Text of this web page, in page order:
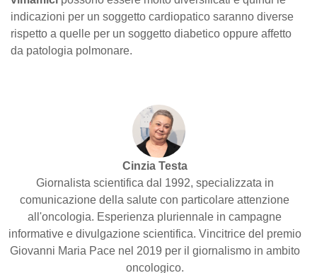
indicazioni per un soggetto cardiopatico saranno diverse
rispetto a quelle per un soggetto diabetico oppure affetto
da patologia polmonare.
Cinzia Testa
Giornalista scientifica dal 1992, specializzata in
comunicazione della salute con particolare attenzione
all'oncologia. Esperienza pluriennale in campagne
informative e divulgazione scientifica. Vincitrice del premio
Giovanni Maria Pace nel 2019 per il giornalismo in ambito
oncologico.